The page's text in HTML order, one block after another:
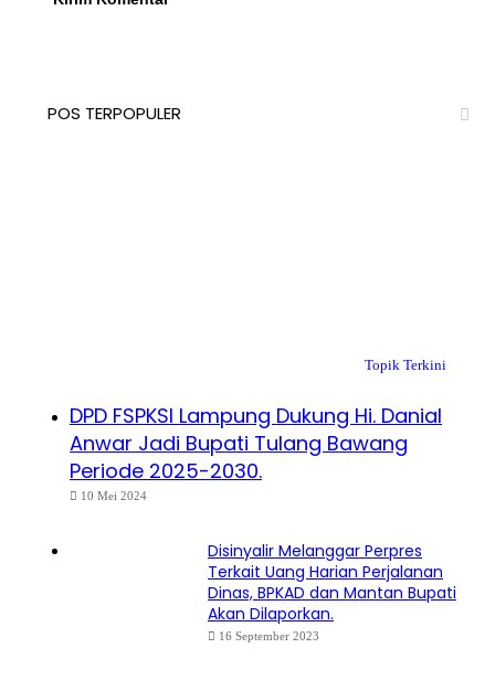
POS TERPOPULER
Topik Terkini
DPD FSPKSI Lampung Dukung Hi. Danial
Anwar Jadi Bupati Tulang Bawang
Periode 2025-2030.
10 Mei 2024
Disinyalir Melanggar Perpres
Terkait Uang Harian Perjalanan
Dinas, BPKAD dan Mantan Bupati
Akan Dilaporkan.
16 September 2023